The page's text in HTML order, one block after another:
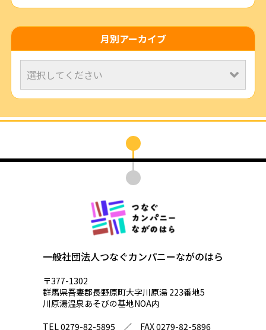
月別アーカイブ
一般社団法人つなぐカンパニーながのはら
〒377-1302
群馬県吾妻郡長野原町大字川原湯 223番地5
川原湯温泉あそびの基地NOA内
TEL 0279-82-5895 ／ FAX 0279-82-5896